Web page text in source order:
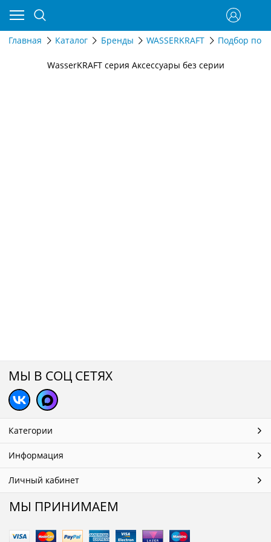
Главная Каталог Бренды WASSERKRAFT Подбор по
WasserKRAFT серия Аксессуары без серии
МЫ В СОЦ СЕТЯХ
Категории
Информация
Личный кабинет
МЫ ПРИНИМАЕМ